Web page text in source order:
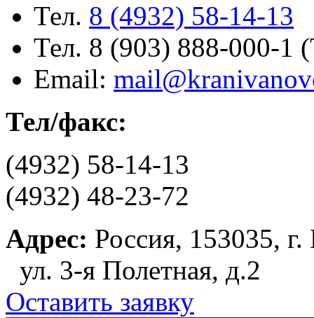
Тел. 8 (4932) 58-14-13
Тел. 8 (903) 888-000-1
Email:
Тел/факс:
(4932) 58-14-13
(4932) 48-23-72
Адрес: Россия, 153035,
ул. 3-я Полетная, д.2
Оставить заявку